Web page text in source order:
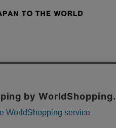
UNITED TOKYO PUBLIC TOKYO